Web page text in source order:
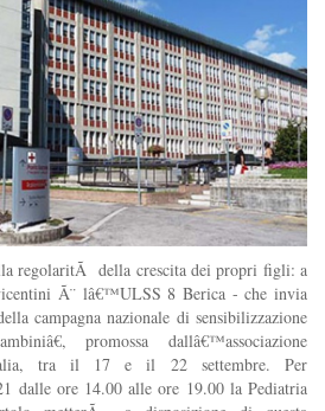
regolaritÃ della crescita dei propri figli: a
Ã¨ lâ€™ULSS 8 Berica - che invia
campagna nazionale di sensibilizzazione
promossa dallâ€™associazione
tra il 17 e il 22 settembre. Per
dalle ore 14.00 alle ore 19.00 la Pediatria